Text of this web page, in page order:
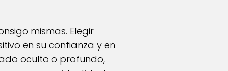
mismas. Elegir
en su confianza y en
oculto o profundo,